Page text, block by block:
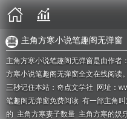
主角方寒小说笔趣阁无弹窗
主角方寒小说笔趣阁无弹窗是由作者
方寒小说笔趣阁无弹窗全文在线阅读。
三秒记住本站：奇点文学社 网址：
笔趣阁无弹窗免费阅读 有一部主角叫
的 主角方寒妻子数量 主角方寒的娱